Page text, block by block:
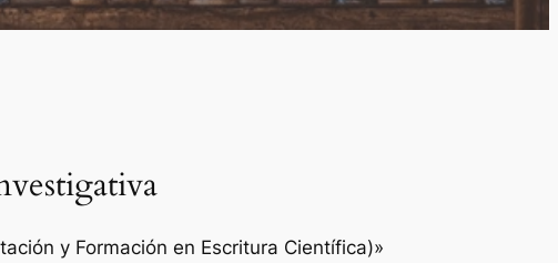
y Formación en Escritura Científica)»